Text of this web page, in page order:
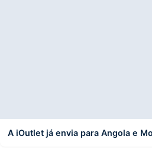
A iOutlet já envia para Angola e